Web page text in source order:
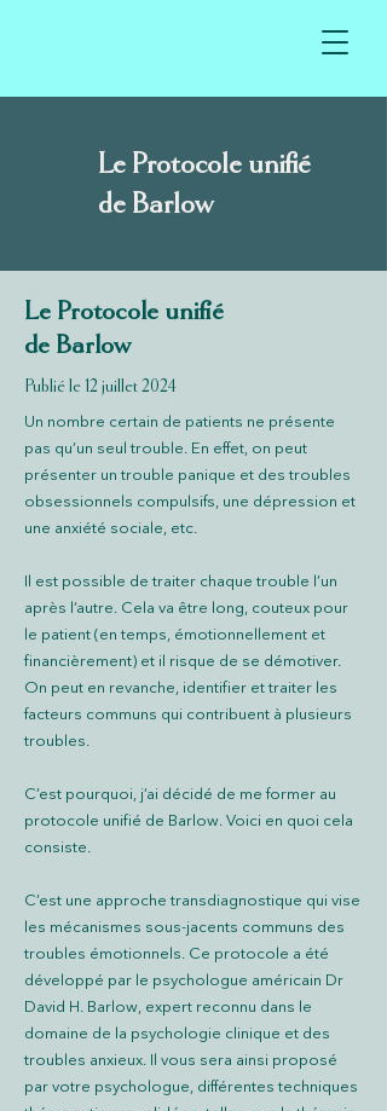
Le Protocole unifié
de Barlow
Le Protocole unifié
de Barlow
Publié le 12 juillet 2024
Un nombre certain de patients ne présente
pas qu’un seul trouble. En effet, on peut
présenter un trouble panique et des troubles
obsessionnels compulsifs, une dépression et
une anxiété sociale, etc.
Il est possible de traiter chaque trouble l’un
après l’autre. Cela va être long, couteux pour
le patient (en temps, émotionnellement et
financièrement) et il risque de se démotiver.
On peut en revanche, identifier et traiter les
facteurs communs qui contribuent à plusieurs
troubles.
C’est pourquoi, j’ai décidé de me former au
protocole unifié de Barlow. Voici en quoi cela
consiste.
C’est une approche transdiagnostique qui vise
les mécanismes sous-jacents communs des
troubles émotionnels. Ce protocole a été
développé par le psychologue américain Dr
David H. Barlow, expert reconnu dans le
domaine de la psychologie clinique et des
troubles anxieux. Il vous sera ainsi proposé
par votre psychologue, différentes techniques